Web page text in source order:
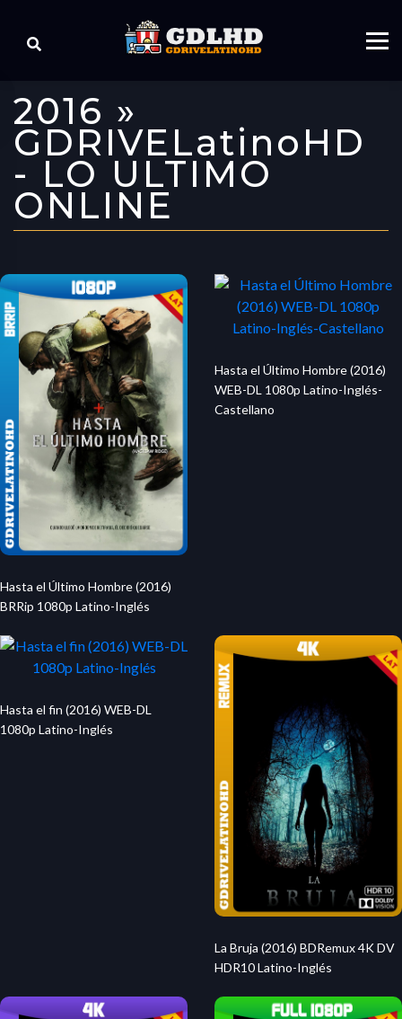
2016 »
GDRIVELatinoHD
- LO ULTIMO
ONLINE
Hasta el Último Hombre (2016)
BRRip 1080p Latino-Inglés
Hasta el Último Hombre (2016)
WEB-DL 1080p Latino-Inglés-
Castellano
Hasta el fin (2016) WEB-DL
1080p Latino-Inglés
La Bruja (2016) BDRemux 4K DV
HDR10 Latino-Inglés